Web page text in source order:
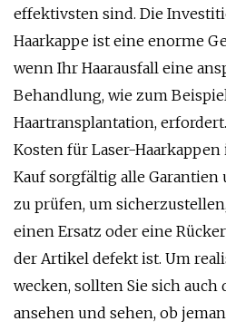
effektivsten sind. Die
Haarkappe ist eine enorme
wenn Ihr Haarausfall eine
Behandlung, wie zum
Haartransplantation,
Kosten für Laser-
Kauf sorgfältig alle
zu prüfen, um
einen Ersatz oder eine
der Artikel defekt ist. Um
wecken, sollten Sie sich
ansehen und sehen, ob